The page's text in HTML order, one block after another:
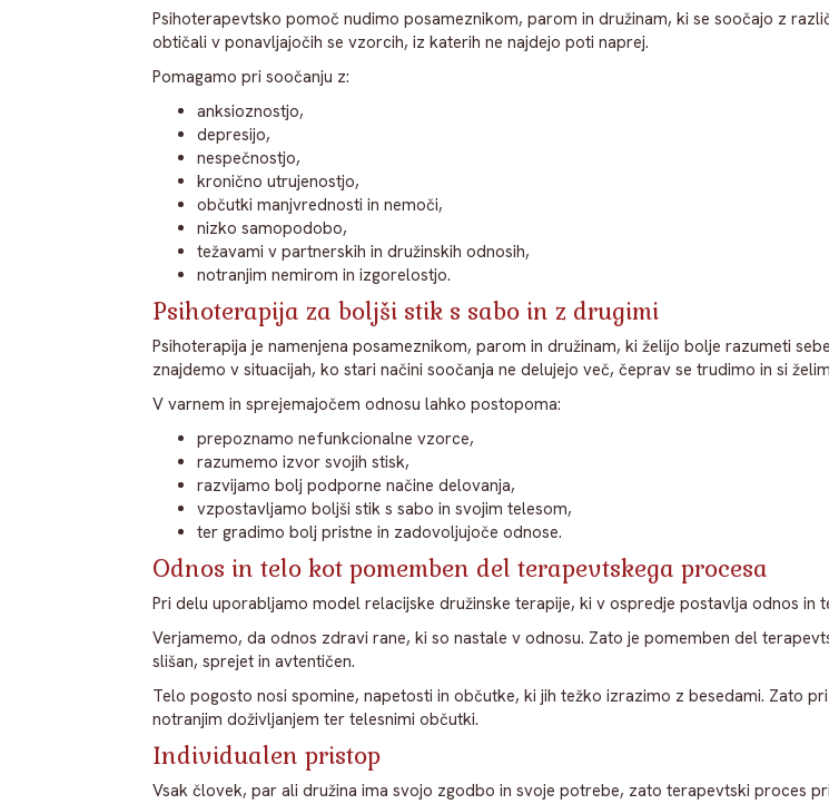
Psihoterapevtsko pomoč nudimo posameznikom, parom in družinam, ki se soočajo z
obtičali v ponavljajočih se vzorcih, iz katerih ne najdejo poti naprej.
Pomagamo pri soočanju z:
anksioznostjo,
depresijo,
nespečnostjo,
kronično utrujenostjo,
občutki manjvrednosti in nemoči,
nizko samopodobo,
težavami v partnerskih in družinskih odnosih,
notranjim nemirom in izgorelostjo.
Psihoterapija za boljši stik s sabo in z drugimi
Psihoterapija je namenjena posameznikom, parom in družinam, ki želijo bolje razumeti
znajdemo v situacijah, ko stari načini soočanja ne delujejo več, čeprav se trudimo in si
V varnem in sprejemajočem odnosu lahko postopoma:
prepoznamo nefunkcionalne vzorce,
razumemo izvor svojih stisk,
razvijamo bolj podporne načine delovanja,
vzpostavljamo boljši stik s sabo in svojim telesom,
ter gradimo bolj pristne in zadovoljujoče odnose.
Odnos in telo kot pomemben del terapevtskega procesa
Pri delu uporabljamo model relacijske družinske terapije, ki v ospredje postavlja odnos in
Verjamemo, da odnos zdravi rane, ki so nastale v odnosu. Zato je pomemben del
slišan, sprejet in avtentičen.
Telo pogosto nosi spomine, napetosti in občutke, ki jih težko izrazimo z besedami. Zato
notranjim doživljanjem ter telesnimi občutki.
Individualen pristop
Vsak človek, par ali družina ima svojo zgodbo in svoje potrebe, zato terapevtski proces